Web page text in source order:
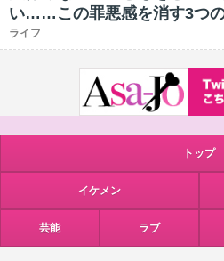
い……この罪悪感を消す3つ
ライフ
トップ
イケメン
芸能 ラブ